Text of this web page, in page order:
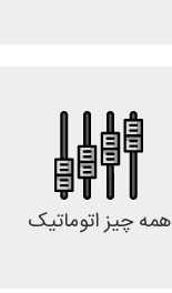
همه چیز اتوماتیک